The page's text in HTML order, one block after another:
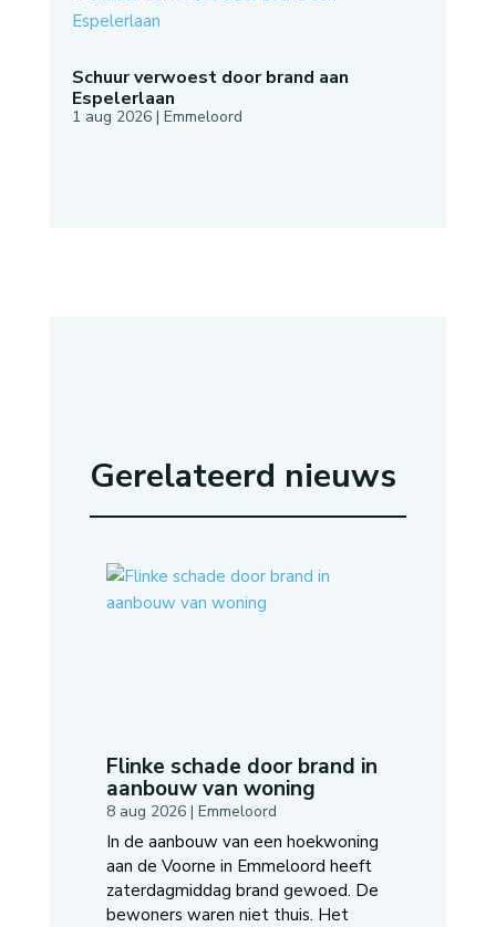
Schuur verwoest door brand aan
Espelerlaan
1 aug 2026| Emmeloord
Gerelateerd nieuws
Flinke schade door brand in
aanbouw van woning
8 aug 2026| Emmeloord
In de aanbouw van een hoekwoning
aan de Voorne in Emmeloord heeft
zaterdagmiddag brand gewoed. De
bewoners waren niet thuis. Het